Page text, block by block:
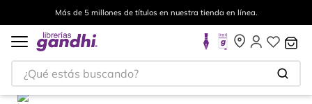
Más de 5 millones de títulos en nuestra tienda en línea.
¿Qué estás buscando?